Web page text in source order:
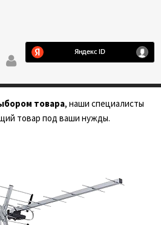
товара, наши специалисты
товар под ваши нужды.